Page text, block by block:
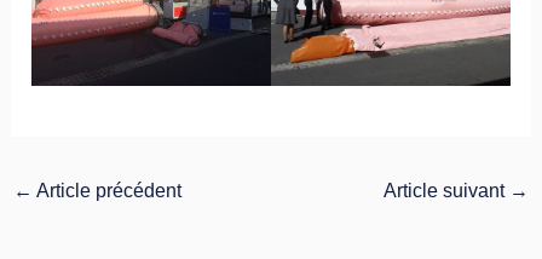
← Article précédent Article suivant →